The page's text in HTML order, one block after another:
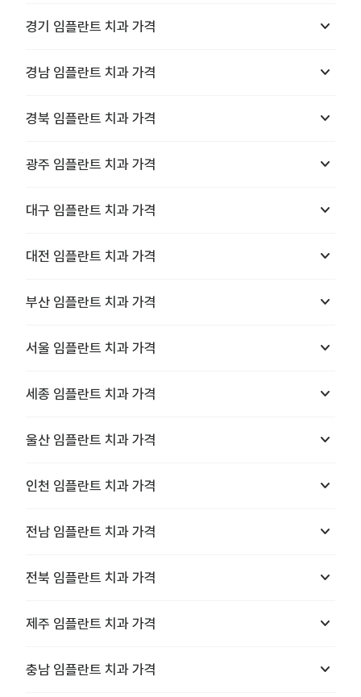
경기 임플란트 치과 가격 keyboard_arrow_down
경남 임플란트 치과 가격 keyboard_arrow_down
경북 임플란트 치과 가격 keyboard_arrow_down
광주 임플란트 치과 가격 keyboard_arrow_down
대구 임플란트 치과 가격 keyboard_arrow_down
대전 임플란트 치과 가격 keyboard_arrow_down
부산 임플란트 치과 가격 keyboard_arrow_down
서울 임플란트 치과 가격 keyboard_arrow_down
세종 임플란트 치과 가격 keyboard_arrow_down
울산 임플란트 치과 가격 keyboard_arrow_down
인천 임플란트 치과 가격 keyboard_arrow_down
전남 임플란트 치과 가격 keyboard_arrow_down
전북 임플란트 치과 가격 keyboard_arrow_down
제주 임플란트 치과 가격 keyboard_arrow_down
충남 임플란트 치과 가격 keyboard_arrow_down